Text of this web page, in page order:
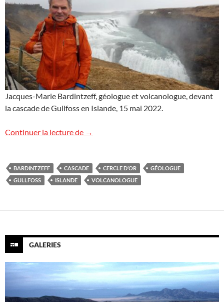
Jacques-Marie Bardintzeff, géologue et volcanologue, devant
la cascade de Gullfoss en Islande, 15 mai 2022.
Continuer la lecture de Cascade de Gullfoss en Islande
→
BARDINTZEFF CASCADE CERCLE D’OR
GÉOLOGUE
GULLFOSS
ISLANDE VOLCANOLOGUE
GALERIES